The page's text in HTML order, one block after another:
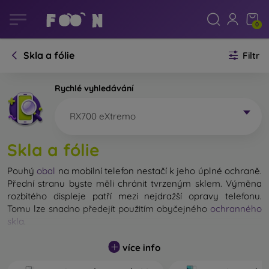
0
Skla a fólie Filtr
Rychlé vyhledávání
RX700 eXtremo
Skla a fólie
Pouhý obal na mobilní telefon nestačí k jeho úplné ochraně.
Přední stranu byste měli chránit tvrzeným sklem. Výměna
rozbitého displeje patří mezi nejdražší opravy telefonu.
Tomu lze snadno předejít použitím obyčejného ochranného
skla
Nerozbitné sklo na mobil sice neexistuje, ale při pádu
zůstane displej ve většině případů nepoškozený. Výběr
více info